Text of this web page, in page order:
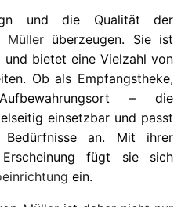
und die Qualität der
Müller überzeugen. Sie ist
bietet eine Vielzahl von
Ob als Empfangstheke,
– die
einsetzbar und passt
an. Mit ihrer
Erscheinung fügt sie sich
ein.